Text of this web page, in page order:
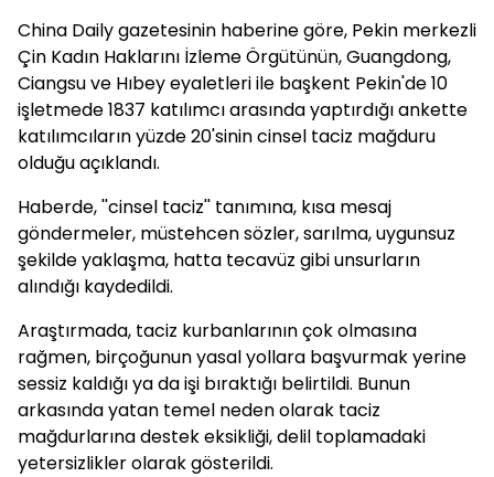
China Daily gazetesinin haberine göre, Pekin merkezli
Çin Kadın Haklarını İzleme Örgütünün, Guangdong,
Ciangsu ve Hıbey eyaletleri ile başkent Pekin'de 10
işletmede 1837 katılımcı arasında yaptırdığı ankette
katılımcıların yüzde 20'sinin cinsel taciz mağduru
olduğu açıklandı.
Haberde, ''cinsel taciz'' tanımına, kısa mesaj
göndermeler, müstehcen sözler, sarılma, uygunsuz
şekilde yaklaşma, hatta tecavüz gibi unsurların
alındığı kaydedildi.
Araştırmada, taciz kurbanlarının çok olmasına
rağmen, birçoğunun yasal yollara başvurmak yerine
sessiz kaldığı ya da işi bıraktığı belirtildi. Bunun
arkasında yatan temel neden olarak taciz
mağdurlarına destek eksikliği, delil toplamadaki
yetersizlikler olarak gösterildi.